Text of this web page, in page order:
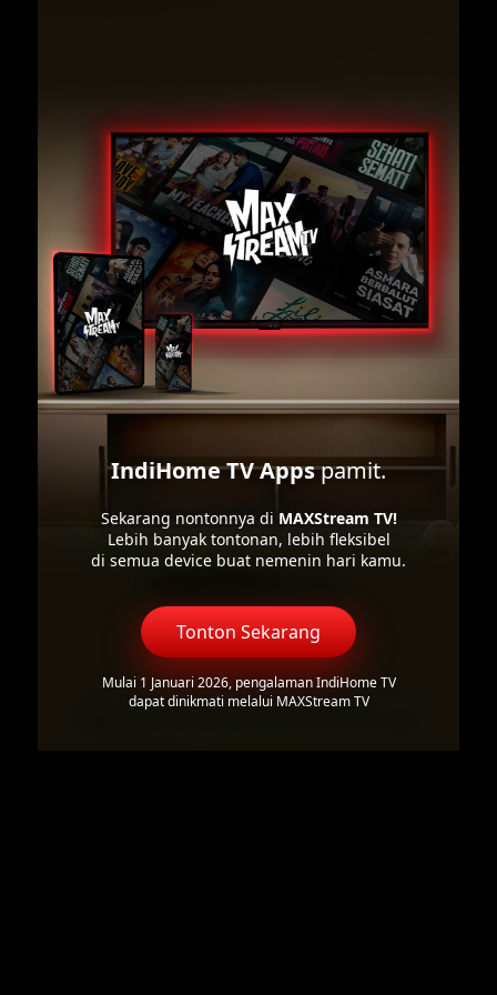
IndiHome TV Appspamit.
Sekarang nontonnya di MAXStream TV!
Lebih banyak tontonan, lebih fleksibel
di semua device buat nemenin hari kamu.
Tonton Sekarang
Mulai 1 Januari 2026, pengalaman IndiHome TV
dapat dinikmati melalui MAXStream TV